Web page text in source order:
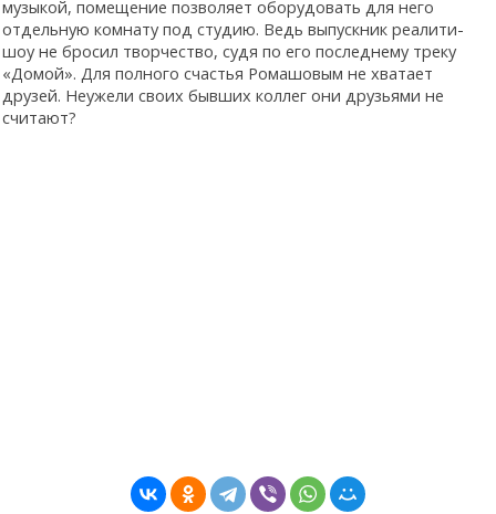
музыкой, помещение позволяет оборудовать для него
отдельную комнату под студию. Ведь выпускник реалити-
шоу не бросил творчество, судя по его последнему треку
«Домой». Для полного счастья Ромашовым не хватает
друзей. Неужели своих бывших коллег они друзьями не
считают?